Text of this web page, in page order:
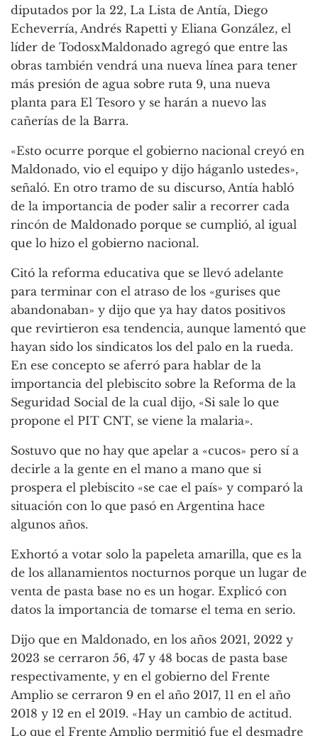
diputados por la 22, La Lista de Antía, Diego
Echeverría, Andrés Rapetti y Eliana González, el
líder de TodosxMaldonado agregó que entre las
obras también vendrá una nueva línea para tener
más presión de agua sobre ruta 9, una nueva
planta para El Tesoro y se harán a nuevo las
cañerías de la Barra.
«Esto ocurre porque el gobierno nacional creyó en
Maldonado, vio el equipo y dijo háganlo ustedes»,
señaló. En otro tramo de su discurso, Antía habló
de la importancia de poder salir a recorrer cada
rincón de Maldonado porque se cumplió, al igual
que lo hizo el gobierno nacional.
Citó la reforma educativa que se llevó adelante
para terminar con el atraso de los «gurises que
abandonaban» y dijo que ya hay datos positivos
que revirtieron esa tendencia, aunque lamentó que
hayan sido los sindicatos los del palo en la rueda.
En ese concepto se aferró para hablar de la
importancia del plebiscito sobre la Reforma de la
Seguridad Social de la cual dijo, «Si sale lo que
propone el PIT CNT, se viene la malaria».
Sostuvo que no hay que apelar a «cucos» pero sí a
decirle a la gente en el mano a mano que si
prospera el plebiscito «se cae el país» y comparó la
situación con lo que pasó en Argentina hace
algunos años.
Exhortó a votar solo la papeleta amarilla, que es la
de los allanamientos nocturnos porque un lugar de
venta de pasta base no es un hogar. Explicó con
datos la importancia de tomarse el tema en serio.
Dijo que en Maldonado, en los años 2021, 2022 y
2023 se cerraron 56, 47 y 48 bocas de pasta base
respectivamente, y en el gobierno del Frente
Amplio se cerraron 9 en el año 2017, 11 en el año
2018 y 12 en el 2019. «Hay un cambio de actitud.
Lo que el Frente Amplio permitió fue el desmadre